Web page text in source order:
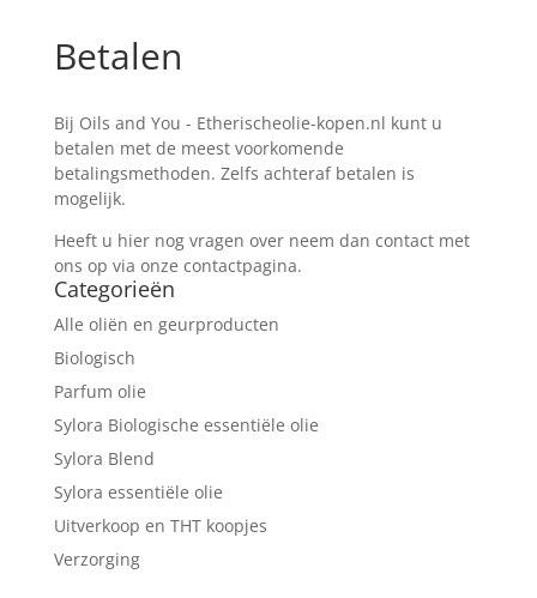
Betalen
Bij Oils and You - Etherischeolie-kopen.nl kunt u
betalen met de meest voorkomende
betalingsmethoden. Zelfs achteraf betalen is
mogelijk.
Heeft u hier nog vragen over neem dan contact met
ons op via onze contactpagina.
Categorieën
Alle oliën en geurproducten
Biologisch
Parfum olie
Sylora Biologische essentiële olie
Sylora Blend
Sylora essentiële olie
Uitverkoop en THT koopjes
Verzorging